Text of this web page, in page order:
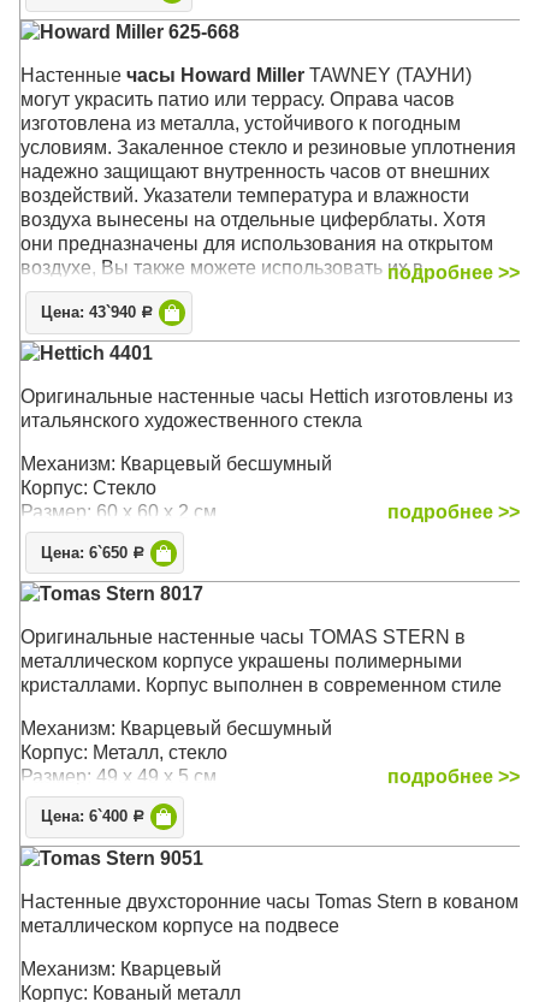
Корпус: Металл (кованый), защитное стекло
Размер: 57 х 57 х 5 см
Howard Miller 625-668
Настенные часы Howard Miller TAWNEY (ТАУНИ)
могут украсить патио или террасу. Оправа часов
изготовлена из металла, устойчивого к погодным
условиям. Закаленное стекло и резиновые уплотнения
надежно защищают внутренность часов от внешних
воздействий. Указатели температура и влажности
воздуха вынесены на отдельные циферблаты. Хотя
они предназначены для использования на открытом
воздухе, Вы также можете использовать их в
помещении, на кухне, в ванной или в любом другом
месте Вашего дома
Отделка корпуса выполнена в средних тонах
внутренним двориком или домашним декором. Белый
циферблат гармонирует с корпусом и контрастно
выделяет выпуклые черные арабские цифры, которые,
в свою очередь, прекрасно сочетаются с изящными
черными стрелками, создавая изысканный вид.
Изящные полуоружности дополнительных
циферблатов термометра ( в градусах Фаренгейта) и
гигрометра легко читаются и придают циферблату еще
больше визуального интереса.
Механизм: Кварцевый
Размер: 62 х 62 х 8 см
подробнее >>
Цена: 43`940 Р
Hettich 4401
Оригинальные настенные часы Hettich изготовлены из
итальянского художественного стекла
Механизм: Кварцевый бесшумный
Корпус: Стекло
Размер: 60 х 60 x 2 см
подробнее >>
Цена: 6`650 Р
Tomas Stern 8017
Оригинальные настенные часы TOMAS STERN в
металлическом корпусе украшены полимерными
кристаллами. Корпус выполнен в современном стиле
Механизм: Кварцевый бесшумный
Корпус: Металл, стекло
Размер: 49 х 49 х 5 см
подробнее >>
Цена: 6`400 Р
Tomas Stern 9051
Настенные двухсторонние часы Tomas Stern в кованом
металлическом корпусе на подвесе
Механизм: Кварцевый
Корпус: Кованый металл